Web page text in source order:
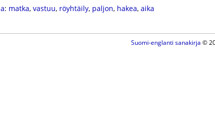
: matka, vastuu, röyhtäily, paljon, hakea, aika
Suomi-englanti sanakirja ©